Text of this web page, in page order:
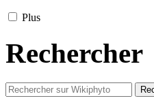
Plus
Rechercher